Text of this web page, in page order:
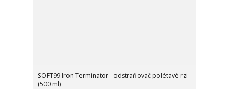
SOFT99 Iron Terminator - odstraňovač polétavé rzi
(500 ml)